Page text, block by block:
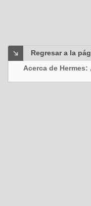
Regresar a la
Acerca de Hermes: